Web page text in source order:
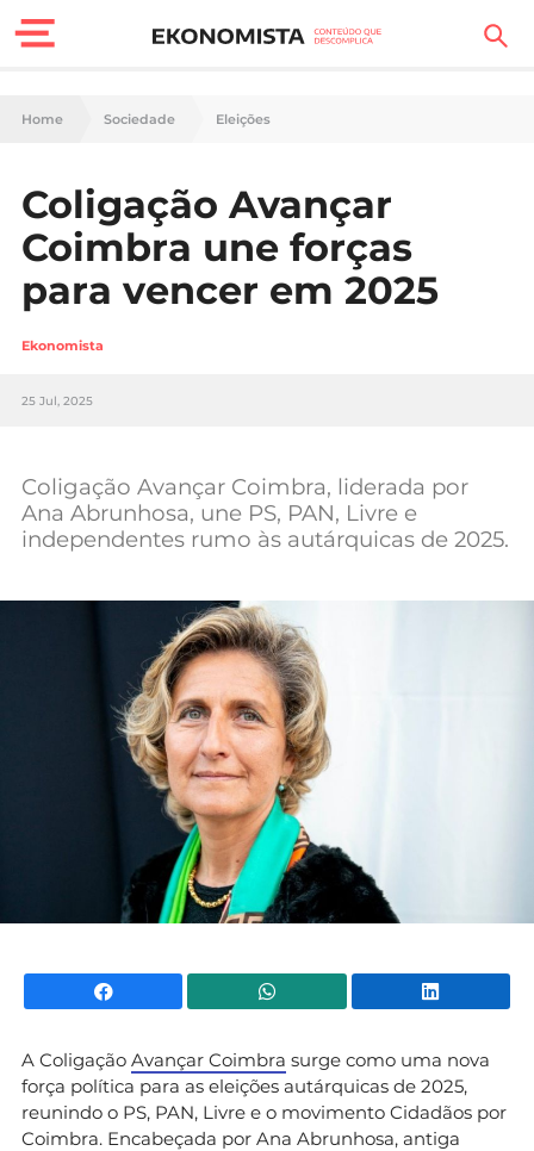
Finanças Pessoais
Carreira
Casa
Lifestyle
Sociedade
Negócios
Mundial 2026
Home Sociedade Eleições
Coligação Avançar
Coimbra une forças
para vencer em 2025
Ekonomista
25 Jul, 2025
Coligação Avançar Coimbra, liderada por
Ana Abrunhosa, une PS, PAN, Livre e
independentes rumo às autárquicas de 2025.
Facebook WhatsApp
A Coligação Avançar Coimbra surge como uma nova
força política para as eleições autárquicas de 2025,
reunindo o PS, PAN, Livre e o movimento Cidadãos por
Coimbra. Encabeçada por Ana Abrunhosa, antiga